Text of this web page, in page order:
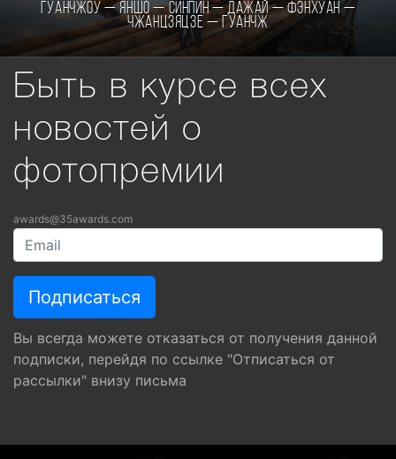
Гуанчжоу — Яншо — Синпин — Дажай — Фэнхуан —
Чжанцзяцзе — Гуанчж
Быть в курсе всех
новостей о
фотопремии
awards@35awards.com
Вы всегда можете отказаться от получения данной
подписки, перейдя по ссылке "Отписаться от
рассылки" внизу письма